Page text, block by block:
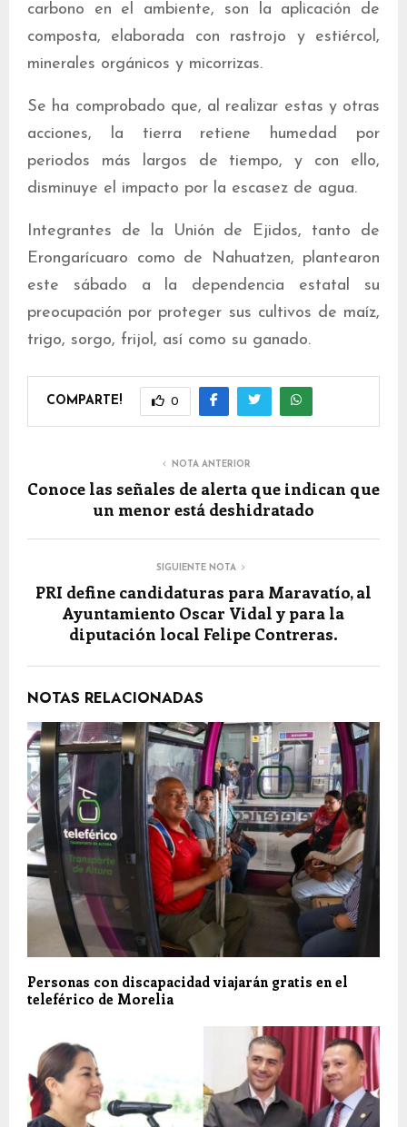
carbono en el ambiente, son la aplicación de
composta, elaborada con rastrojo y estiércol,
minerales orgánicos y micorrizas.
Se ha comprobado que, al realizar estas y otras
acciones, la tierra retiene humedad por
periodos más largos de tiempo, y con ello,
disminuye el impacto por la escasez de agua.
Integrantes de la Unión de Ejidos, tanto de
Erongarícuaro como de Nahuatzen, plantearon
este sábado a la dependencia estatal su
preocupación por proteger sus cultivos de maíz,
trigo, sorgo, frijol, así como su ganado.
COMPARTE! 0
NOTA ANTERIOR
Conoce las señales de alerta que indican que
un menor está deshidratado
SIGUIENTE NOTA
PRI define candidaturas para Maravatío, al
Ayuntamiento Oscar Vidal y para la
diputación local Felipe Contreras.
NOTAS RELACIONADAS
Personas con discapacidad viajarán gratis en el
teleférico de Morelia